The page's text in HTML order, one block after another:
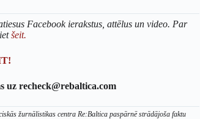
Facebook ierakstus, attēlus un video. Par
šeit.
uz recheck@rebaltica.com
žurnālistikas centra Re:Baltica paspārnē strādājoša faktu